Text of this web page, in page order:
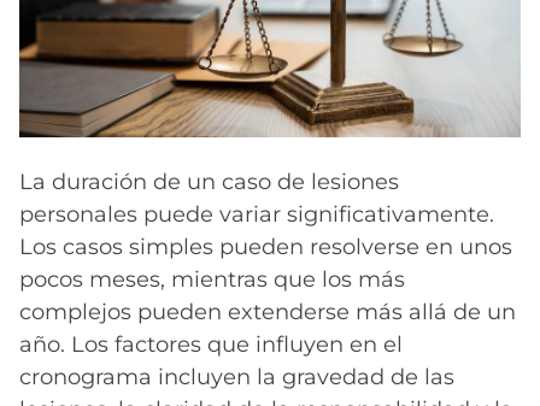
La duración de un caso de lesiones
personales puede variar significativamente.
Los casos simples pueden resolverse en unos
pocos meses, mientras que los más
complejos pueden extenderse más allá de un
año. Los factores que influyen en el
cronograma incluyen la gravedad de las